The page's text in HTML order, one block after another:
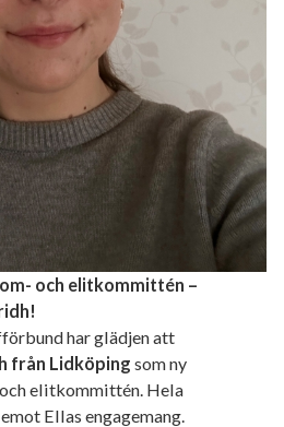
och elitkommittén –
har glädjen att
från Lidköping som ny
elitkommittén. Hela
Ellas engagemang.